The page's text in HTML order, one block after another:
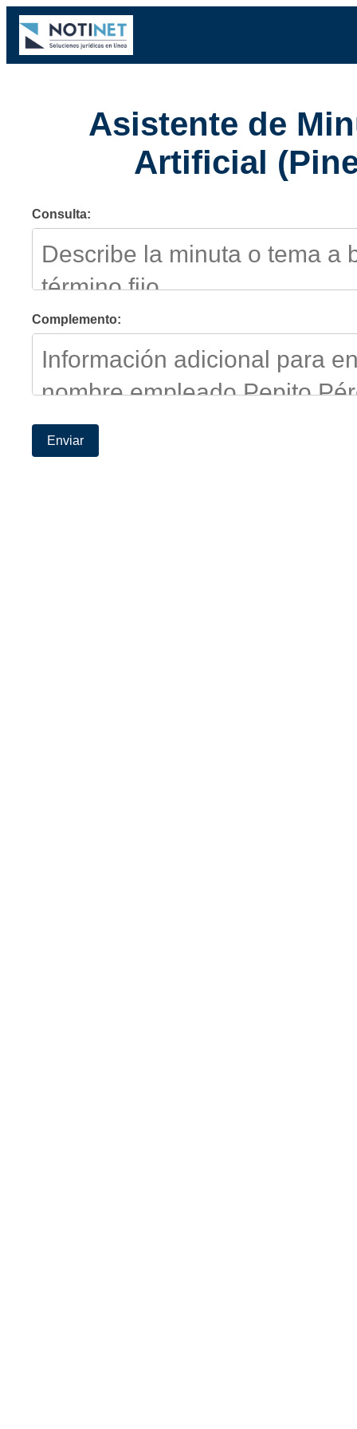
Asistente de
Artificial
Consulta:
Complemento:
Enviar